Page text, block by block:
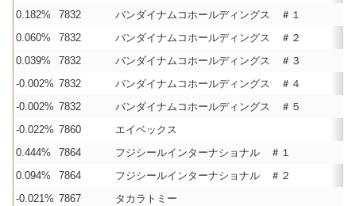
0.182%
7832
バンダイナムコホールディングス ＃１
0.060%
7832
バンダイナムコホールディングス ＃２
0.039%
7832
バンダイナムコホールディングス ＃３
-0.002% 7832
バンダイナムコホールディングス ＃４
-0.002% 7832
バンダイナムコホールディングス ＃５
-0.022% 7860
エイベックス
0.444%
7864
フジシールインターナショナル ＃１
0.094%
7864
フジシールインターナショナル ＃２
-0.021% 7867
タカラトミー